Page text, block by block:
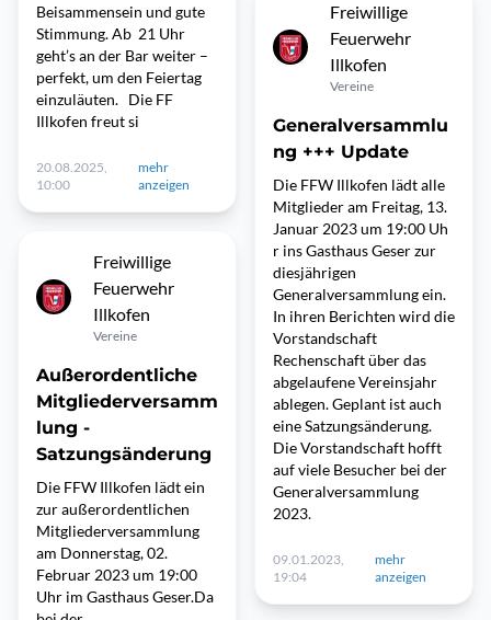
Beisammensein und gute
Stimmung. Ab 21 Uhr
geht’s an der Bar weiter –
perfekt, um den Feiertag
einzuläuten. Die FF
Illkofen freut si
20.08.2025,
10:00
mehr
anzeigen
Freiwillige
Feuerwehr
Illkofen
Vereine
Außerordentliche
Mitgliederversamm
lung -
Satzungsänderung
Die FFW Illkofen lädt ein
zur außerordentlichen
Mitgliederversammlung
am Donnerstag, 02.
Februar 2023 um 19:00
Uhr im Gasthaus Geser.Da
Freiwillige
Feuerwehr
Illkofen
Vereine
Generalversammlu
ng +++ Update
Die FFW Illkofen lädt alle
Mitglieder am Freitag, 13.
Januar 2023 um 19:00 Uh
r ins Gasthaus Geser zur
diesjährigen
Generalversammlung ein.
In ihren Berichten wird die
Vorstandschaft
Rechenschaft über das
abgelaufene Vereinsjahr
ablegen. Geplant ist auch
eine Satzungsänderung.
Die Vorstandschaft hofft
auf viele Besucher bei der
Generalversammlung
2023.
09.01.2023,
19:04
mehr
anzeigen